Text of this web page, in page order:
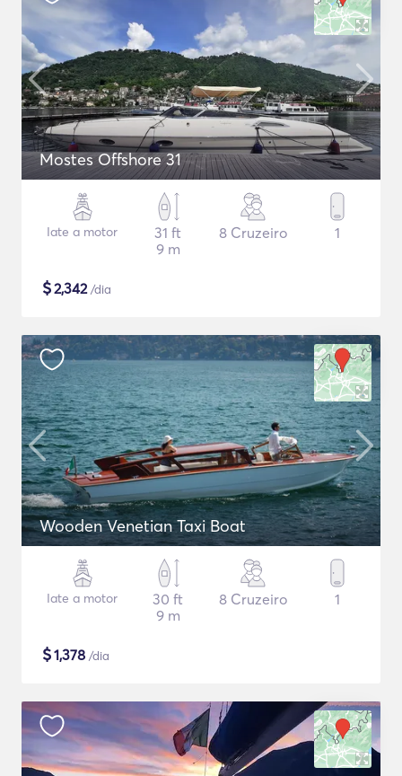
Mostes Offshore 31
Iate a motor
31 ft
9 m
8 Cruzeiro 1
$2,342/dia
Wooden Venetian Taxi Boat
Iate a motor
30 ft
9 m
8 Cruzeiro 1
$1,378 /dia